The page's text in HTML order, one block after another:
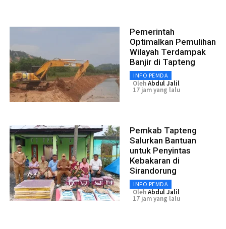
Pemerintah
Optimalkan Pemulihan
Wilayah Terdampak
Banjir di Tapteng
INFO PEMDA
OlehAbdul Jalil
17 jam yang lalu
Pemkab Tapteng
Salurkan Bantuan
untuk Penyintas
Kebakaran di
Sirandorung
INFO PEMDA
OlehAbdul Jalil
17 jam yang lalu